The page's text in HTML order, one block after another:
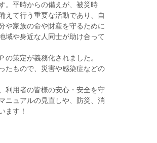
。平時からの備えが、被災時
えて行う重要な活動であり、自
や家族の命や財産を守るために
域や身近な人同士が助け合って
策定が義務化されました。
もので、災害や感染症などの
利用者の皆様の安心・安全を守
ニュアルの見直しや、防災、消
ます！